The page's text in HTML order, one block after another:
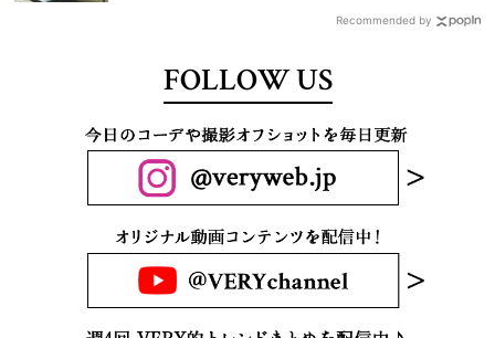
Recommended by
FOLLOW US